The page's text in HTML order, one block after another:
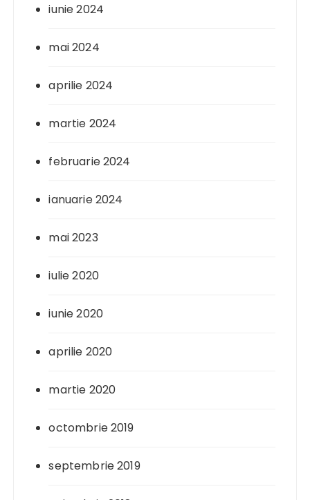
iunie 2024
mai 2024
aprilie 2024
martie 2024
februarie 2024
ianuarie 2024
mai 2023
iulie 2020
iunie 2020
aprilie 2020
martie 2020
octombrie 2019
septembrie 2019